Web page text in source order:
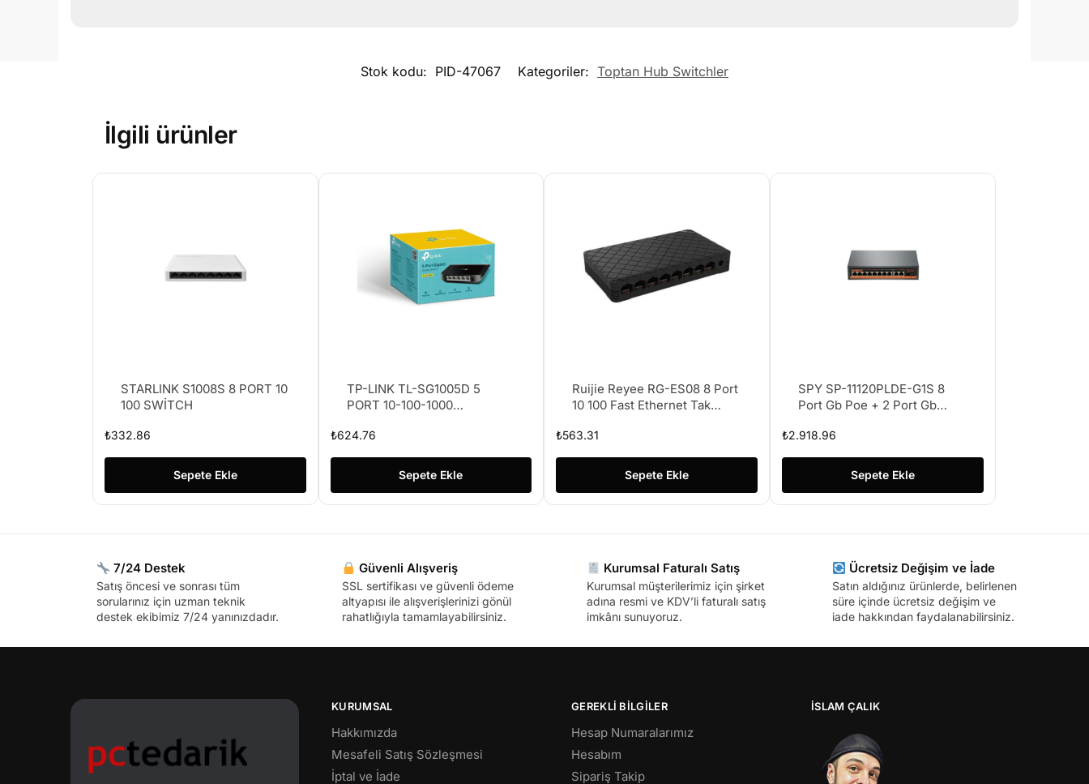
Stok kodu: PID-47067 Kategoriler: Toptan Hub Switchler
İlgili ürünler
STARLINK S1008S 8 PORT 10
100 SWİTCH
₺332.86
Sepete Ekle
TP-LINK TL-SG1005D 5
PORT 10-100-1000
Switch
₺624.76
Sepete Ekle
Ruijie Reyee RG-ES08 8 Port
10 100 Fast Ethernet Tak
₺563.31
Sepete Ekle
SPY SP-11120PLDE-G1S 8
Port Gb Poe + 2 Port Gb
Dahili Power Aktif PoE
Switch
₺2.918.96
Sepete Ekle
7/24 Destek
Satış öncesi ve sonrası tüm
sorularınız için uzman teknik
destek ekibimiz 7/24 yanınızdadır.
Güvenli Alışveriş
SSL sertifikası ve güvenli ödeme
altyapısı ile alışverişlerinizi gönül
rahatlığıyla tamamlayabilirsiniz.
Kurumsal Faturalı Satış
Kurumsal müşterilerimiz için şirket
adına resmi ve KDV’li faturalı satış
imkânı sunuyoruz.
Ücretsiz Değişim ve İade
Satın aldığınız ürünlerde, belirlenen
süre içinde ücretsiz değişim ve
iade hakkından faydalanabilirsiniz.
KURUMSAL
Hakkımızda
Mesafeli Satış Sözleşmesi
İptal ve İade
GEREKLİ BİLGİLER
Hesap Numaralarımız
Hesabım
Sipariş Takip
İSLAM ÇALIK